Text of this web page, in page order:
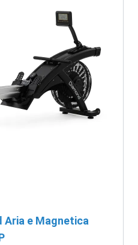
Aria e Magnetica